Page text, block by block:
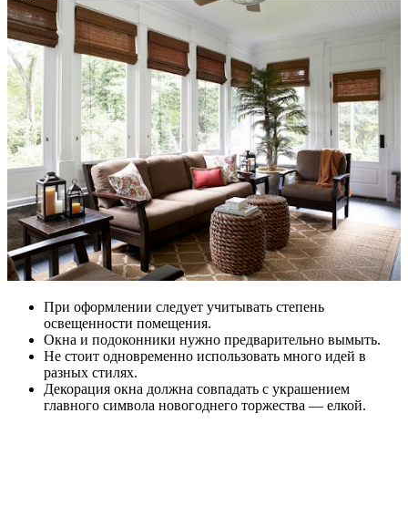
При оформлении следует учитывать степень
освещенности помещения.
Окна и подоконники нужно предварительно вымыть.
Не стоит одновременно использовать много идей в
разных стилях.
Декорация окна должна совпадать с украшением
главного символа новогоднего торжества — елкой.